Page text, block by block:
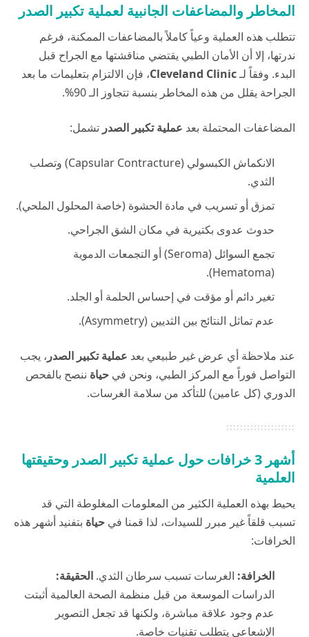
المخاطر والمضاعفات الجانبية لعملية تكبير الصدر
تتطلب هذه العملية وعياً كاملاً بالمضاعفات الممكنة، فرغم
ندرتها، إلا أن الأمان الطبي يقتضي مناقشتها مع الجراح قبل
البدء. وفقاً لـCleveland Clinic، فإن الالتزام بتعليمات ما بعد
الجراحة يقلل من هذه المخاطر بنسبة تتجاوز الـ 90%.
المضاعفات المحتملة بعد عملية تكبير الصدر تشمل:
الانكماش الكبسولي (Capsular Contracture) وتصلب
الثدي.
تمزق أو تسريب في مادة الحشوة (خاصة المحلول الملحي).
حدوث عدوى بكتيرية في مكان الشق الجراحي.
تجمع السوائل (Seroma) أو التجمعات الدموية
(Hematoma).
تغير دائم أو مؤقت في إحساس الحلمة أو الجلد.
عدم تماثل النتائج بين الثديين (Asymmetry).
عند ملاحظة أي عرض غير طبيعي بعد عملية تكبير الصدر ، يجب
التواصل فوراً مع المركز الطبي، ونحن في حياة ننصح بالفحص
الدوري (كل عامين) للتأكد من سلامة الغرسات.
أشهر 3 خرافات حول عملية تكبير الصدر وحقيقتها
العلمية
يحيط بهذه العملية الكثير من المعلومات المغلوطة التي قد
تسبب قلقاً غير مبرر للسيدات، لذا قمنا في حياة بتفنيد أشهر هذه
الخرافات:
الخرافة: الغرسات تسبب سرطان الثدي. الحقيقة:
الدراسات الموسعة من قبل منظمة الصحة العالمية أثبتت
عدم وجود علاقة مباشرة، ولكنها قد تجعل التصوير
الإشعاعي يتطلب تقنيات خاصة.